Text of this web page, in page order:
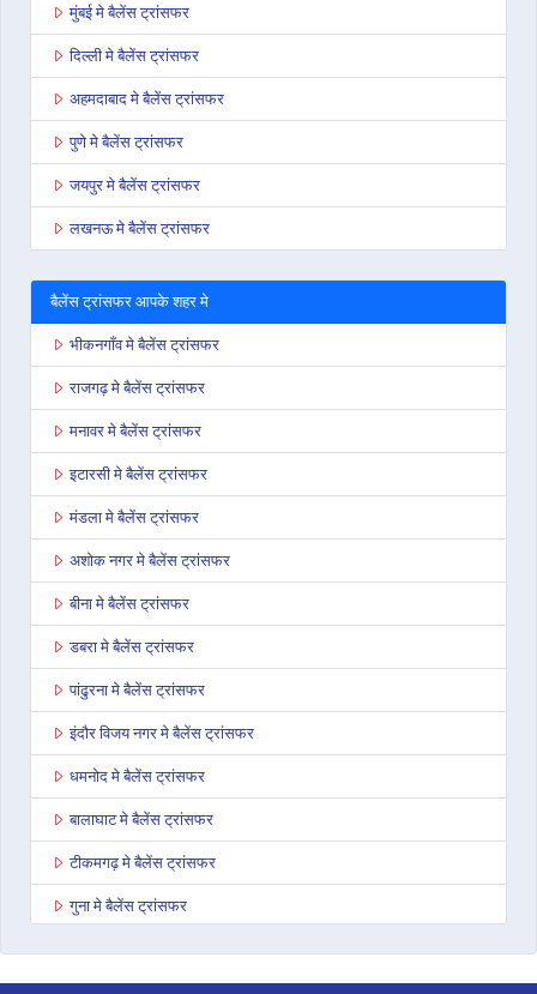
मुंबई मे बैलेंस ट्रांसफर
दिल्ली मे बैलेंस ट्रांसफर
अहमदाबाद मे बैलेंस ट्रांसफर
पुणे मे बैलेंस ट्रांसफर
जयपुर मे बैलेंस ट्रांसफर
लखनऊ मे बैलेंस ट्रांसफर
बैलेंस ट्रांसफर आपके शहर मे
भीकनगाँव मे बैलेंस ट्रांसफर
राजगढ़ मे बैलेंस ट्रांसफर
मनावर मे बैलेंस ट्रांसफर
इटारसी मे बैलेंस ट्रांसफर
मंडला मे बैलेंस ट्रांसफर
अशोक नगर मे बैलेंस ट्रांसफर
बीना मे बैलेंस ट्रांसफर
डबरा मे बैलेंस ट्रांसफर
पांढुरना मे बैलेंस ट्रांसफर
इंदौर विजय नगर मे बैलेंस ट्रांसफर
धमनोद मे बैलेंस ट्रांसफर
बालाघाट मे बैलेंस ट्रांसफर
टीकमगढ़ मे बैलेंस ट्रांसफर
गुना मे बैलेंस ट्रांसफर